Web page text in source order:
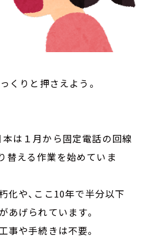
くりと押さえよう。
本は１月から固定電話の回線
替える作業を始めていま
化や、ここ10年で半分以下
あげられています。
事や手続きは不要。